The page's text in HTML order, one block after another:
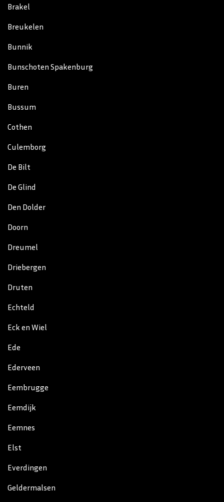
Brakel
Breukelen
Bunnik
Bunschoten Spakenburg
Buren
Bussum
Cothen
Culemborg
De Bilt
De Glind
Den Dolder
Doorn
Dreumel
Driebergen
Druten
Echteld
Eck en Wiel
Ede
Ederveen
Eembrugge
Eemdijk
Eemnes
Elst
Everdingen
Geldermalsen